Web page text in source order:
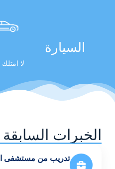
السيارة
لا
الخبرات السابقة
تدريب من مستشفى